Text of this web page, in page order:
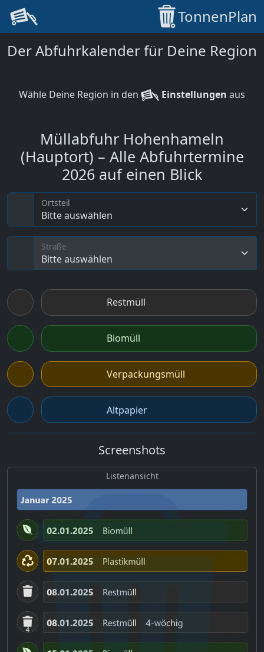
TonnenPlan
Der Abfuhrkalender für Deine Region
Wähle Deine Region in den Einstellungen aus
Müllabfuhr Hohenhameln
(Hauptort) – Alle Abfuhrtermine
2026 auf einen Blick
Bitte auswählen
Ortsteil
Bitte auswählen
Straße
Restmüll
Biomüll
Verpackungsmüll
Altpapier
Screenshots
Listenansicht